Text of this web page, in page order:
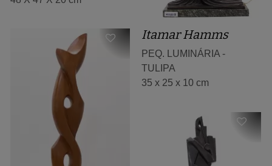
Itamar Hamms
PEQ. LUMINÁRIA -
TULIPA
35 x 25 x 10 cm